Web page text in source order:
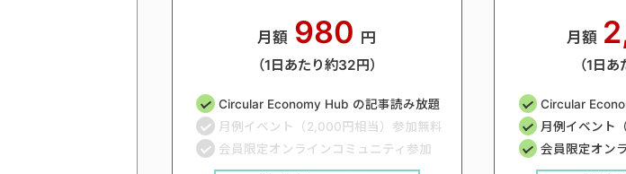
月額 980 円
（1日あたり約32円）
Circular Economy Hub の記事読み放題
月例イベント（2,000円相当）参加無料
会員限定オンラインコミュニティ参加
月額
（1日
Circular
月例イベント
会員限定オン